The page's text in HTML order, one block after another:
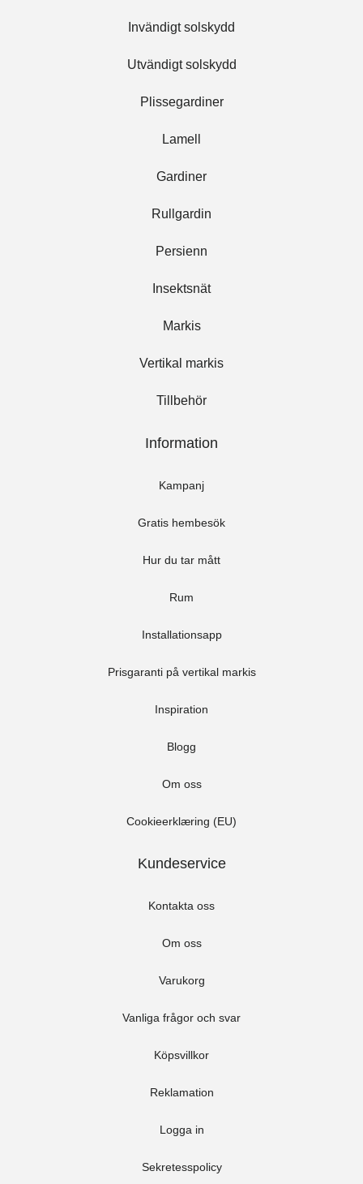
Invändigt solskydd
Utvändigt solskydd
Plissegardiner
Lamell
Gardiner
Rullgardin
Persienn
Insektsnät
Markis
Vertikal markis
Tillbehör
Information
Kampanj
Gratis hembesök
Hur du tar mått
Rum
Installationsapp
Prisgaranti på vertikal markis
Inspiration
Blogg
Om oss
Cookieerklæring (EU)
Kundeservice
Kontakta oss
Om oss
Varukorg
Vanliga frågor och svar
Köpsvillkor
Reklamation
Logga in
Sekretesspolicy